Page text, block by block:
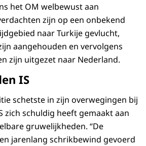
het OM welbewust aan
zijn op een onbekend
naar Turkije gevlucht,
aangehouden en vervolgens
zijn uitgezet naar Nederland.
IS
schetste in zijn overwegingen bij
zich schuldig heeft gemaakt aan
gruwelijkheden. “De
jarenlang schrikbewind gevoerd